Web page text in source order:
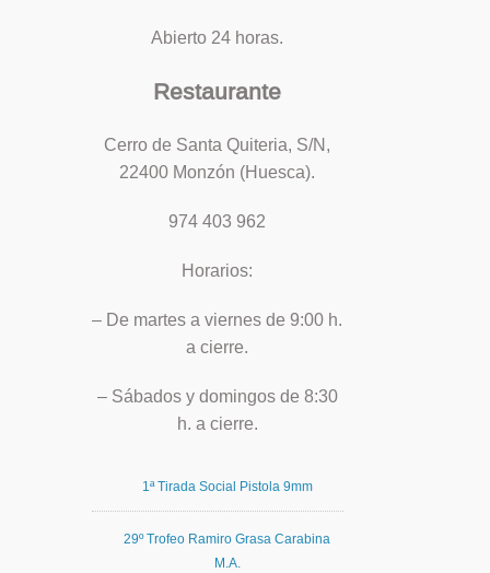
Abierto 24 horas.
Restaurante
Cerro de Santa Quiteria, S/N,
22400 Monzón (Huesca).
974 403 962
Horarios:
– De martes a viernes de 9:00 h.
a cierre.
– Sábados y domingos de 8:30
h. a cierre.
1ª Tirada Social Pistola 9mm
29º Trofeo Ramiro Grasa Carabina
M.A.